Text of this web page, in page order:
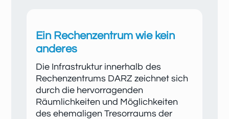
Ein Rechenzentrum wie kein
anderes
Die Infrastruktur innerhalb des
Rechenzentrums DARZ zeichnet sich
durch die hervorragenden
Räumlichkeiten und Möglichkeiten
des ehemaligen Tresorraums der